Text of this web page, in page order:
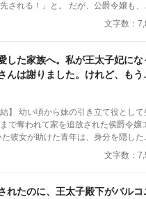
」と。 ​だが、公爵令嬢も、そ
相も、そして偶然（？）その場に居
二王子も、全員が内心でガッツポー
れに関しては信頼していた」 ​愚行を
入れて動いていた公爵家による、お
ィーな王権強奪（セルフ自滅）の記
編1話のサクッと読める短編です。凄
写はありません。後味爽快な論破劇を
に接続する
整した「スピンオフルート」を追加
】 本作は「ですよね！シリーズ」の
ね！」と言われる。（※本作） ・2作
文字数：
した家族へ。私が王太子妃にな
んは謝りました。けれど、もう
役として生
で奪われて家を追放された侯爵令嬢
の前
、今さら「家族だから」と擦り寄っ
文字数：
れたのに、王太子殿下がバルコ